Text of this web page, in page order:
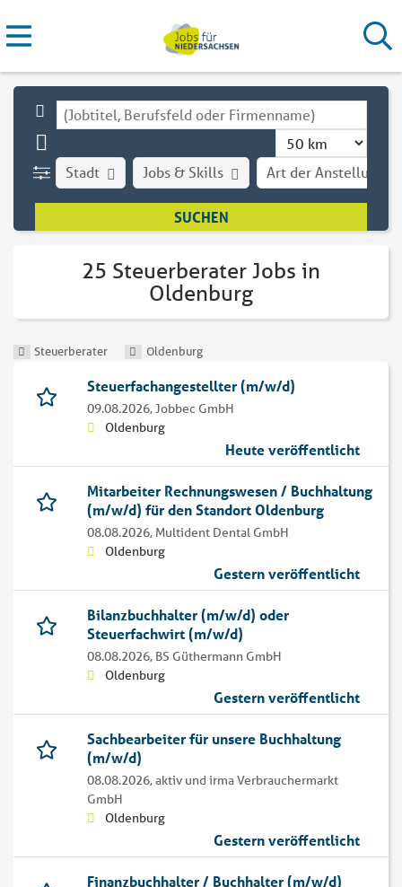
Stadt Art der Anstellung
Jobs & Skills
25 Steuerberater Jobs in
Oldenburg
Steuerberater Oldenburg
Steuerfachangestellter (m/w/d)
09.08.2026,Jobbec GmbH
Oldenburg
Heute veröffentlicht
Mitarbeiter Rechnungswesen / Buchhaltung
(m/w/d) für den Standort Oldenburg
08.08.2026, Multident Dental GmbH
Oldenburg
Gestern veröffentlicht
Bilanzbuchhalter (m/w/d) oder
Steuerfachwirt (m/w/d)
08.08.2026, BS Güthermann GmbH
Oldenburg
Gestern veröffentlicht
Sachbearbeiter für unsere Buchhaltung
(m/w/d)
08.08.2026,aktiv und irma Verbrauchermarkt
GmbH
Oldenburg
Gestern veröffentlicht
Finanzbuchhalter / Buchhalter (m/w/d)